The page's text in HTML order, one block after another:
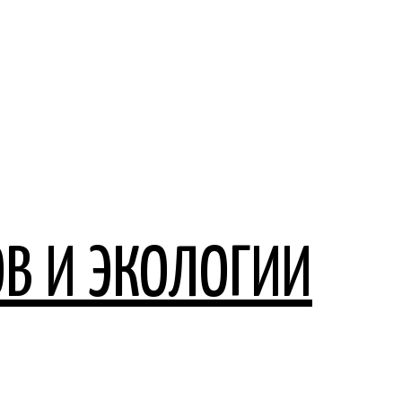
И ЭКОЛОГИИ